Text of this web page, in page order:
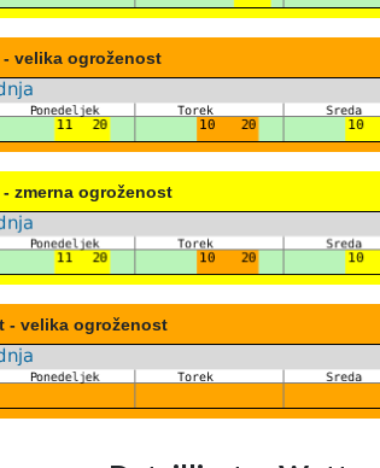
velika ogroženost
zmerna ogroženost
- velika ogroženost